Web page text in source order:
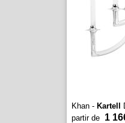
Khan - Kartell
partir de 1